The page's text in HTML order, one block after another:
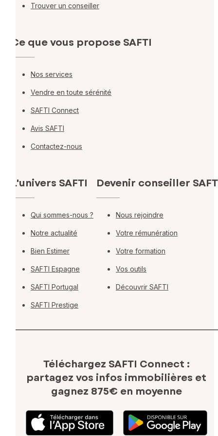
Trouver un conseiller
Ce que vous propose SAFTI
Nos services
Vendre en toute sérénité
SAFTI Connect
Avis SAFTI
Contactez-nous
L'univers SAFTI
Qui sommes-nous ?
Notre actualité
Bien Estimer
SAFTI Espagne
SAFTI Portugal
SAFTI Prestige
Devenir conseiller
Nous rejoindre
Votre rémunération
Votre formation
Vos outils
Découvrir SAFTI
Téléchargez SAFTI Connect :
partagez vos infos immobilières et
gagnez 875€ en moyenne